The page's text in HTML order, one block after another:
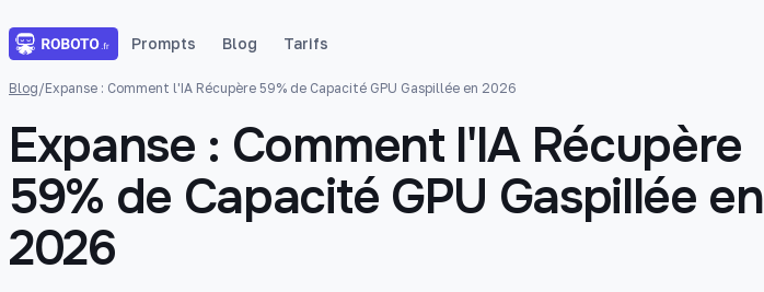
Prompts Blog Tarifs
Blog/Expanse : Comment l'IA Récupère 59% de Capacité GPU Gaspillée en 2026
Expanse : Comment l'IA Récupère
59% de Capacité GPU Gaspillée en
2026